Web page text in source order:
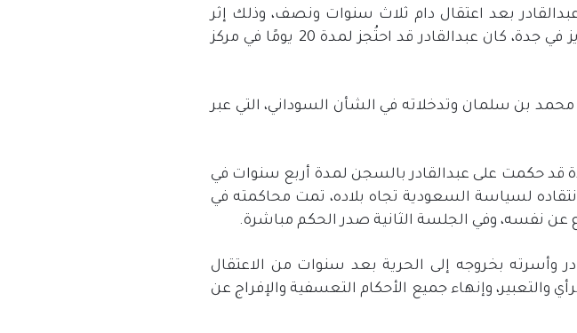
بعد اعتقال دام ثلاث سنوات ونصف، وذلك إثر
في جدة، كان عبدالقادر قد احتُجز لمدة
يومًا في مركز
بن سلمان وتدخلاته في الشأن السوداني، التي عبر
قد حكمت على عبدالقادر بالسجن لمدة أربع سنوات في
لسياسة السعودية تجاه بلاده، تمت محاكمته في
عن نفسه، وفي الجلسة الثانية صدر الحكم مباشرة.
وأسرته بخروجه إلى الحرية بعد سنوات من الاعتقال
وإنهاء جميع الأحكام التعسفية والإفراج عن